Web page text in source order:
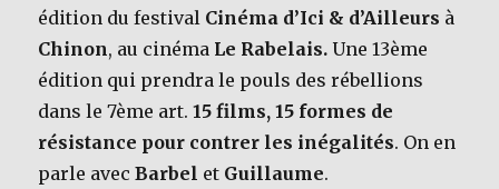
édition du festival Cinéma d’Ici & d’Ailleurs à
Chinon, au cinéma Le Rabelais. Une 13ème
édition qui prendra le pouls des rébellions
dans le 7ème art.15 films, 15 formes de
résistance pour contrer les inégalités. On en
parle avecBarbel et Guillaume.